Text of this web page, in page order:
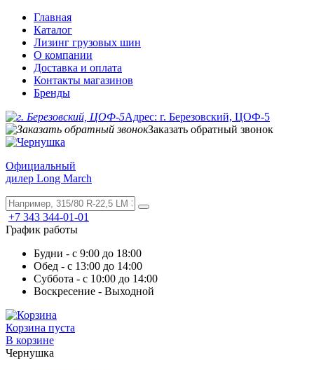
Главная
Каталог
Лизинг грузовых шин
О компании
Доставка и оплата
Контакты магазинов
Бренды
Адрес: г. Березовский, ЦОФ-5
Заказать обратный звонок
Официальный
дилер Long March
+7 343 344-01-01
График работы
Будни - с 9:00 до 18:00
Обед - с 13:00 до 14:00
Суббота - с 10:00 до 14:00
Воскресение - Выходной
Корзина пуста
В корзине
Чернушка